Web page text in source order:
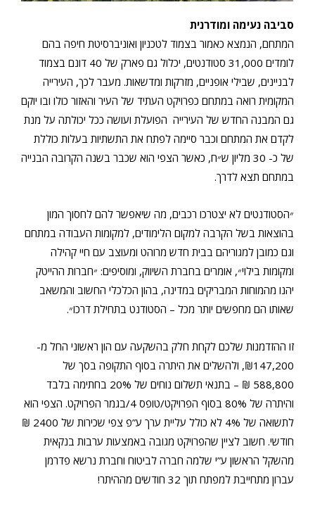
סביבה נעימה ומודרנית
המתחם, הנמצא כאמור בצמוד לטכניון ואוניברסיטת חיפה בהם
לומדים 31,000 סטודנטים, יכלול גם פארק של 40 דונם בצמוד
לבניינים, שבילי אופניים, מזרקות ומדשאות. מעבר לכך, העירייה
המקומית רואה במתחם כפרויקט העתיד של העיר והאזור כולו ובו יוקם
גם המבנה החדש של העירייה הפועלת ועושה ככל יכולתה על מנת
לקדם את המתחם וכבר סיימה לפתח את התשתיות בעלות כוללת
של כ- 30 מליון ש״ח, כאשר הצפי הוא שכבר בשנה הקרובה הבנייה
במתחם תצא לדרך.
״הסטודנטים לא יצטרכו רכבים, מה שיאפשר להם לחסוך המון
בהוצאות בשל הקרבה למקום הלימודים, למקומות העבודה במתחם
וגם כמובן למגוריהם בבית חדש מרוהט ומעוצב עם חיי קהילה
ומקומות בילוי״, אומרים בחברת השיווק, ומוסיפים: ״חברות ההייטק
יהנו מהמוחות המבריקים במדינה, בהון הכלכלי החשוב והמשאב
שאותו הם מחפשים יותר מכל – הסטודנט בתחילת דרכו״.
זו ההזדמנות שלכם לקחת חלק בהשקעה עם הון ראשוני החל מ-
₪147,200, ולהשלים את היתרה בסוף התקופה בסך של
588,800 ₪ – בתנאי תשלום נוחים של 20% בחתימה בלבד
והיתרה של 80% בסוף הפרויקט/טופס 4/בגמר הפרויקט. הצפי הוא
לתשואה של 4% לא כולל עליית ערך ע”פ צפי שכירות של 2400 ₪
חודשי. חשוב לציין שהפרויקט מגובה באמצעות ערבות בנקאית
מהשקל הראשון ע”י שלמה חברה לביטוח וחברת נרשא פדרמן
עברון מתחייבת למפתח תוך 32 חודשים מההיתר!